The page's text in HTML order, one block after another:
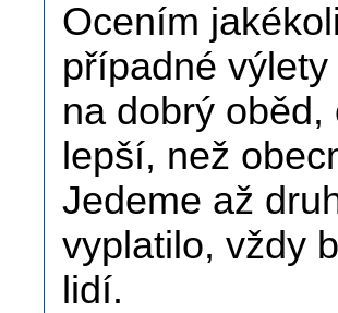
Ocením
případné
na dobrý
lepší, než
Jedeme až
vyplatilo, vždy
lidí.